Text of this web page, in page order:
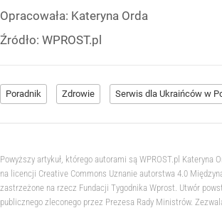
Opracowała: Kateryna Orda
Źródło: WPROST.pl
Poradnik Zdrowie Serwis dla Ukraińców w
Powyższy artykuł, którego autorami są WPROST.pl Kateryna
na licencji Creative Commons Uznanie autorstwa 4.0
zastrzeżone na rzecz Fundacji Tygodnika Wprost. Utwór
publicznego zleconego przez Prezesa Rady Ministrów.